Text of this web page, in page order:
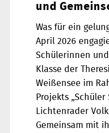
und
Was für ein
April 2026
Schülerinnen
Klasse der
Weißensee im
Projekts „Schüler
Lichtenrader
Gemeinsam mit